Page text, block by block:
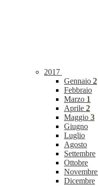
2017
Gennaio 2
Febbraio
Marzo 1
Aprile 2
Maggio 3
Giugno
Luglio
Agosto
Settembre
Ottobre
Novembre
Dicembre